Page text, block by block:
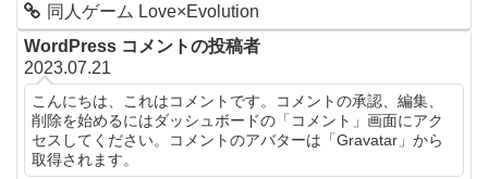
同人ゲーム Love×Evolution
WordPress コメントの投稿者
2023.07.21
こんにちは、これはコメントです。コメントの承認、編集、
削除を始めるにはダッシュボードの「コメント」画面にアク
セスしてください。コメントのアバターは「Gravatar」から
取得されます。